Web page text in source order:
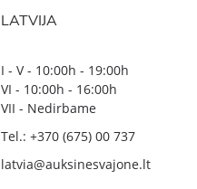
LATVIJA
I - V - 10:00h - 19:00h
VI - 10:00h - 16:00h
VII - Nedirbame
Tel.: +370 (675) 00 737
latvia@auksinesvajone.lt